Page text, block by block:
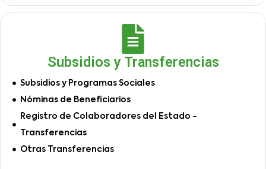
Subsidios y Transferencias
Subsidios y Programas Sociales
Nóminas de Beneficiarios
Registro de Colaboradores del Estado -
Transferencias
Otras Transferencias